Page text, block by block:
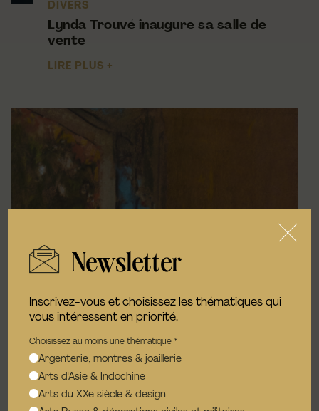
RÉSULTATS
DIVERS
Lynda Trouvé inaugure sa salle de
vente
LIRE PLUS +
Newsletter
Inscrivez-vous et choisissez les thématiques qui
vous intéressent en priorité.
Choisissez au moins une thématique*
Argenterie, montres & joaillerie
Arts d'Asie & Indochine
Arts du XXe siècle & design